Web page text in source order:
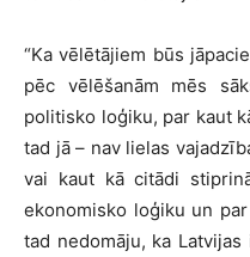
“Ka vēlētājiem būs
pēc vēlēšanām mēs
politisko loģiku, par kaut
tad jā – nav lielas
vai kaut kā citādi
ekonomisko loģiku un
tad nedomāju, ka